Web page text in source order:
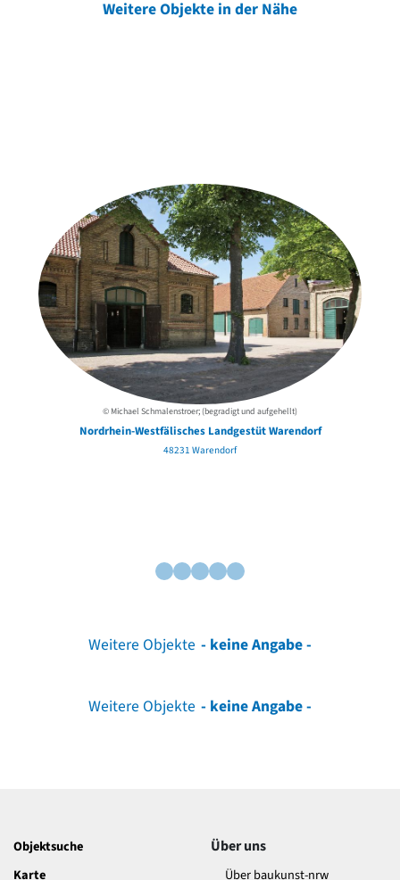
Weitere Objekte in der Nähe
© Michael Schmalenstroer; (begradigt und aufgehellt)
Nordrhein-Westfälisches Landgestüt Warendorf
48231 Warendorf
Weitere Objekte - keine Angabe -
Weitere Objekte - keine Angabe -
Objektsuche
Karte
Über uns
Über baukunst-nrw